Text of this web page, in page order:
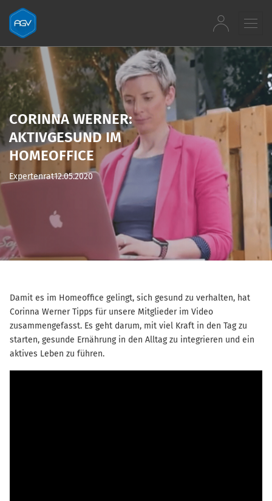
Zum Inhalt springen
CORINNA WERNER:
AKTIVGESUND IM
HOMEOFFICE
Expertenrat12.05.2020
Damit es im Homeoffice gelingt, sich gesund zu verhalten, hat
Corinna Werner Tipps für unsere Mitglieder im Video
zusammengefasst. Es geht darum, mit viel Kraft in den Tag zu
starten, gesunde Ernährung in den Alltag zu integrieren und ein
aktives Leben zu führen.